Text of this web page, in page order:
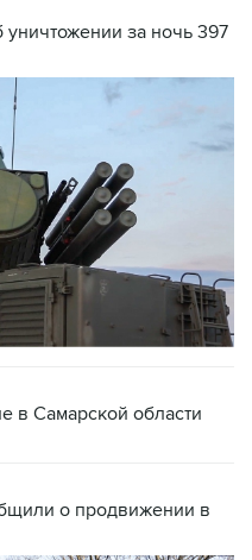
за ночь 397
в Самарской области
о продвижении в